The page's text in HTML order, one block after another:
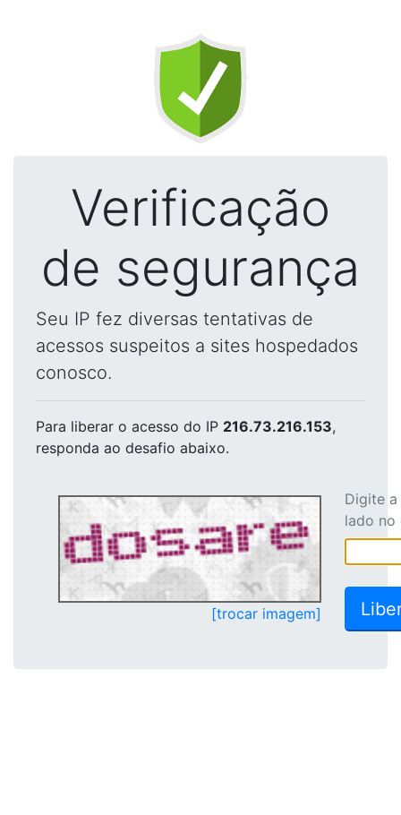
Verificação
de segurança
Seu IP fez diversas tentativas de
acessos suspeitos a sites hospedados
conosco.
Para liberar o acesso do IP 216.73.216.153,
responda ao desafio abaixo.
[trocar imagem]
Digite
lado no